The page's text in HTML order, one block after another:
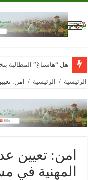
هل “هاشتاغ” المطالبة
الرئيسية / الرئيسية / امن:
امن: تعيين
المهنية في